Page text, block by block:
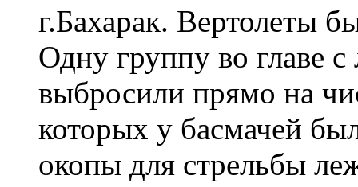
г.Бахарак. Вертолеты
Одну группу во главе
выбросили прямо на
которых у басмачей
окопы для стрельбы